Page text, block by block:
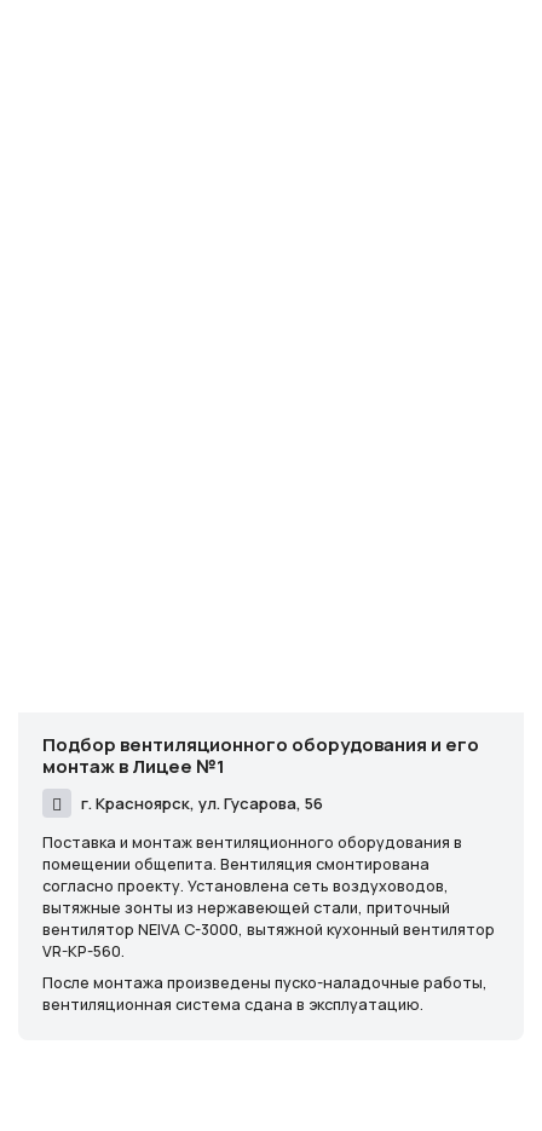
Подбор вентиляционного оборудования и его
монтаж в Лицее №1
г. Красноярск, ул. Гусарова, 56
Поставка и монтаж вентиляционного оборудования в
помещении общепита. Вентиляция смонтирована
согласно проекту. Установлена сеть воздуховодов,
вытяжные зонты из нержавеющей стали, приточный
вентилятор NEIVA C-3000, вытяжной кухонный вентилятор
VR-KP-560.
После монтажа произведены пуско-наладочные работы,
вентиляционная система сдана в эксплуатацию.